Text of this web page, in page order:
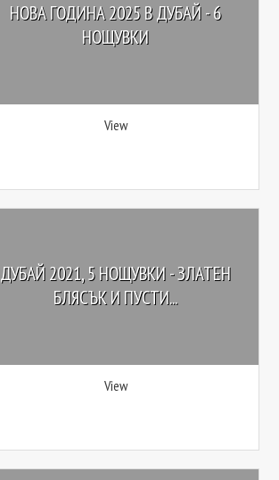
НОВА ГОДИНА 2025 В ДУБАЙ - 6
НОЩУВКИ
View
ДУБАЙ 2021, 5 НОЩУВКИ - ЗЛАТЕН
БЛЯСЪК И ПУСТИ...
View